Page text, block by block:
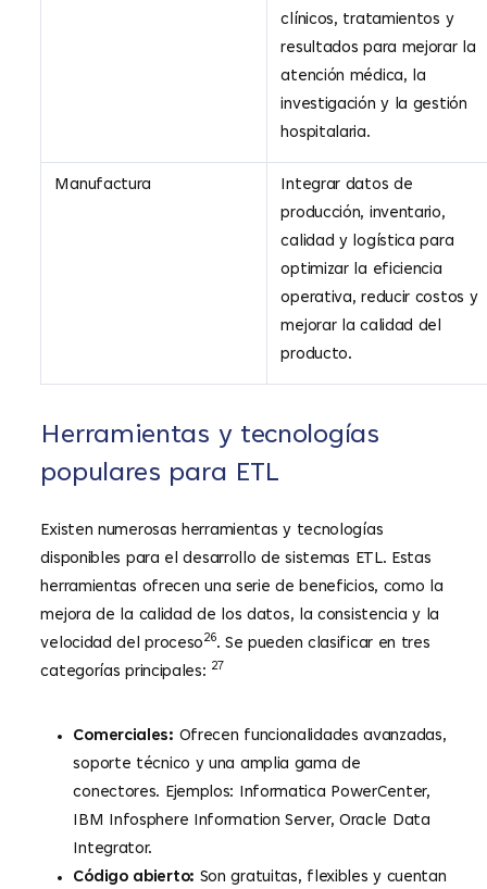
clínicos, tratamientos y
resultados para mejorar la
atención médica, la
investigación y la gestión
hospitalaria.
Manufactura
Integrar datos de
producción, inventario,
calidad y logística para
optimizar la eficiencia
operativa, reducir costos y
mejorar la calidad del
producto.
Herramientas y tecnologías
populares para ETL
Existen numerosas herramientas y tecnologías
disponibles para el desarrollo de sistemas ETL. Estas
herramientas ofrecen una serie de beneficios, como la
mejora de la calidad de los datos, la consistencia y la
velocidad del proceso26. Se pueden clasificar en tres
categorías principales: 27
Comerciales: Ofrecen funcionalidades avanzadas,
soporte técnico y una amplia gama de
conectores. Ejemplos: Informatica PowerCenter,
IBM Infosphere Information Server, Oracle Data
Integrator.
Código abierto: Son gratuitas, flexibles y cuentan